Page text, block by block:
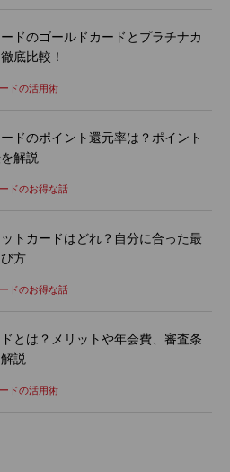
ドのゴールドカードとプラチナカ
底比較！
ドの活用術
ドのポイント還元率は？ポイント
解説
ドのお得な話
トカードはどれ？自分に合った最
方
ドのお得な話
とは？メリットや年会費、審査条
説
ドの活用術